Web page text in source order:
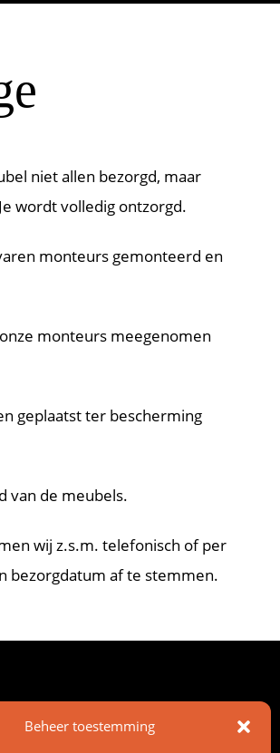
Beheer toestemming
niet allen bezorgd, maar
wordt volledig ontzorgd.
monteurs gemonteerd en
monteurs meegenomen
geplaatst ter bescherming
van de meubels.
wij z.s.m. telefonisch of per
bezorgdatum af te stemmen.